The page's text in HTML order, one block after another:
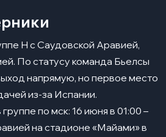
H с Саудовской Аравией,
По статусу команда Бьелсы
напрямую, но первое место
из-за Испании.
по мск: 16 июня в 01:00 –
на стадионе «Майами» в